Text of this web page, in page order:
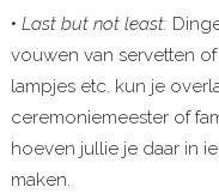
• Last but not least:
vouwen van servetten
lampjes etc. kun je
ceremoniemeester of
hoeven jullie je daar in
maken.